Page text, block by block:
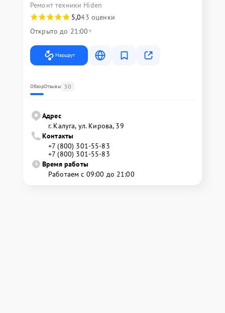
Ремонт техники Hiden
5,043 оценки
Открыто до 21:00
Маршрут
ОбзорОтзывы 50
Адрес
г. Калуга, ул. Кирова, 39
Контакты
+7 (800) 301-55-83
+7 (800) 301-55-83
Время работы
Работаем с 09:00 до 21:00